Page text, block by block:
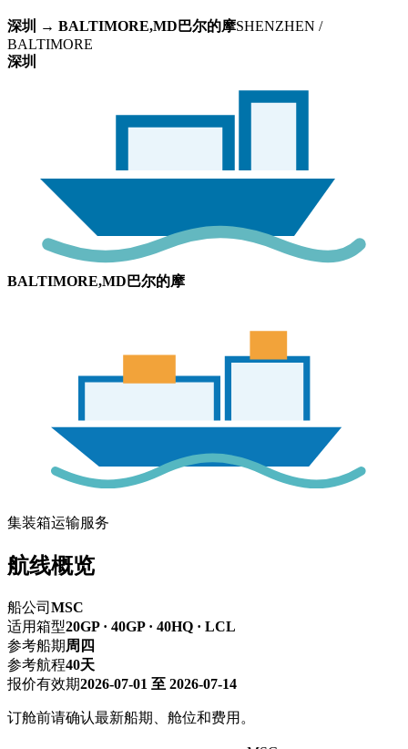
深圳 → BALTIMORE,MD巴尔的摩SHENZHEN /
BALTIMORE
深圳
BALTIMORE,MD巴尔的摩
集装箱运输服务
航线概览
船公司 MSC
适用箱型20GP · 40GP · 40HQ · LCL
参考船期 周四
参考航程40天
报价有效期2026-07-01 至 2026-07-14
订舱前请确认最新船期、舱位和费用。